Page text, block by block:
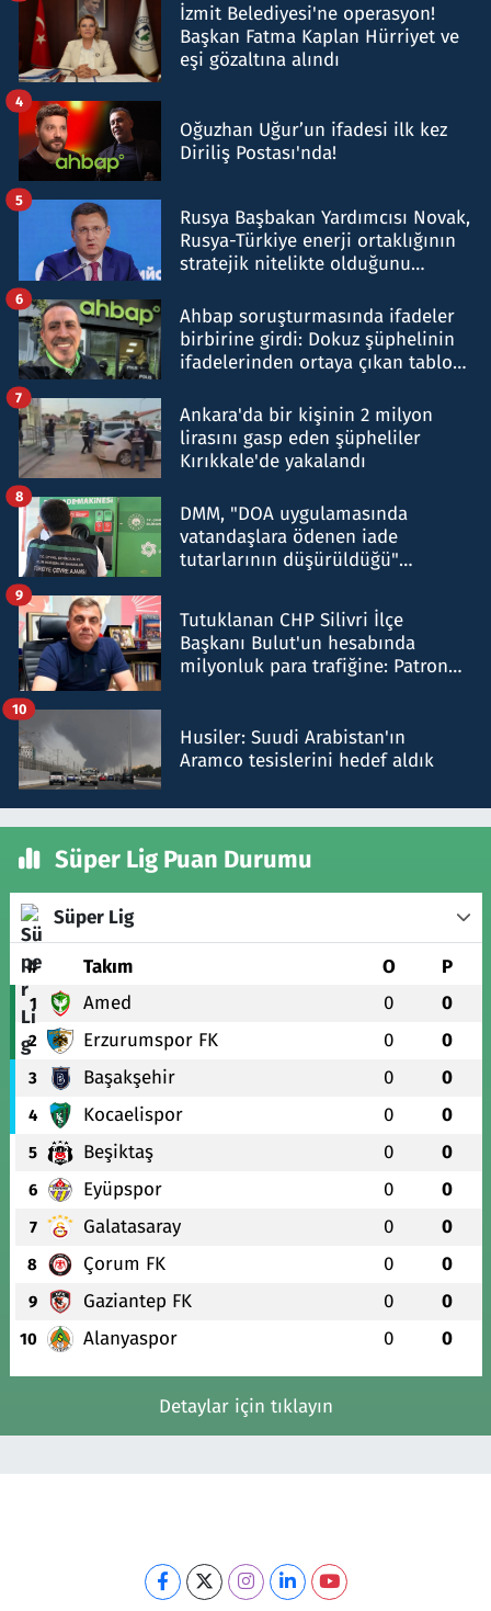
İzmit Belediyesi'ne operasyon!
Başkan Fatma Kaplan Hürriyet ve
eşi gözaltına alındı
Oğuzhan Uğur’un ifadesi ilk kez
Diriliş Postası'nda!
4
Rusya Başbakan Yardımcısı Novak,
Rusya-Türkiye enerji ortaklığının
stratejik nitelikte olduğunu
5
Ahbap soruşturmasında ifadeler
birbirine girdi: Dokuz şüphelinin
ifadelerinden ortaya çıkan tablo
6
Ankara'da bir kişinin 2 milyon
lirasını gasp eden şüpheliler
Kırıkkale'de yakalandı
7
DMM, "DOA uygulamasında
vatandaşlara ödenen iade
tutarlarının düşürüldüğü"
8
Tutuklanan CHP Silivri İlçe
Başkanı Bulut'un hesabında
milyonluk para trafiğine: Patron
9
Husiler: Suudi Arabistan'ın
Aramco tesislerini hedef aldık
10
Süper Lig Puan Durumu
Süper Lig
# Takım O P
1 Amed 0 0
2 Erzurumspor FK 0 0
3 Başakşehir 0 0
4 Kocaelispor 0 0
5 Beşiktaş 0 0
6 Eyüpspor 0 0
7 Galatasaray 0 0
8 Çorum FK 0 0
9 Gaziantep FK 0 0
10 Alanyaspor 0 0
Detaylar için tıklayın